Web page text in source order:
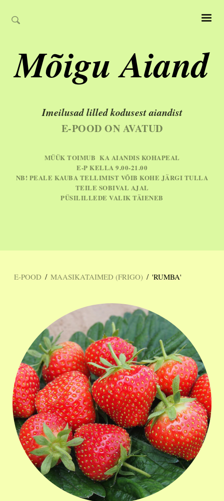
Mõigu Aiand
Imeilusad lilled kodusest aiandist
E-POOD ON AVATUD
MÜÜK TOIMUB KA AIANDIS KOHAPEAL
E-P KELLA 9.00-21.00
NB! PEALE KAUBA TELLIMIST VÕIB KOHE JÄRGI TULLA
TEILE SOBIVAL AJAL
PÜSILILLEDE VALIK TÄIENEB
E-POOD / MAASIKATAIMED (FRIGO) / 'RUMBA'